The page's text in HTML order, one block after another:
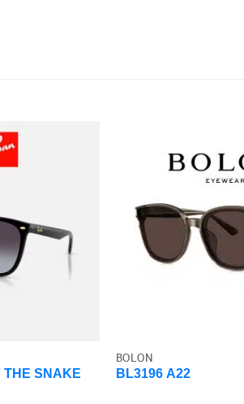
THE SNAKE
BOLON
BL3196 A22